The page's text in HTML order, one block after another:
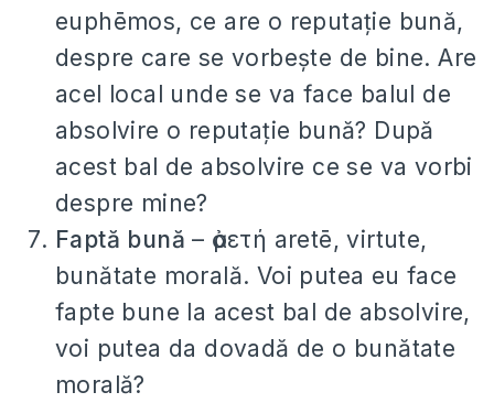
euphēmos, ce are o reputație bună,
despre care se vorbește de bine. Are
acel local unde se va face balul de
absolvire o reputație bună? După
acest bal de absolvire ce se va vorbi
despre mine?
Faptă bună – ἀρετή aretē, virtute,
bunătate morală. Voi putea eu face
fapte bune la acest bal de absolvire,
voi putea da dovadă de o bunătate
morală?